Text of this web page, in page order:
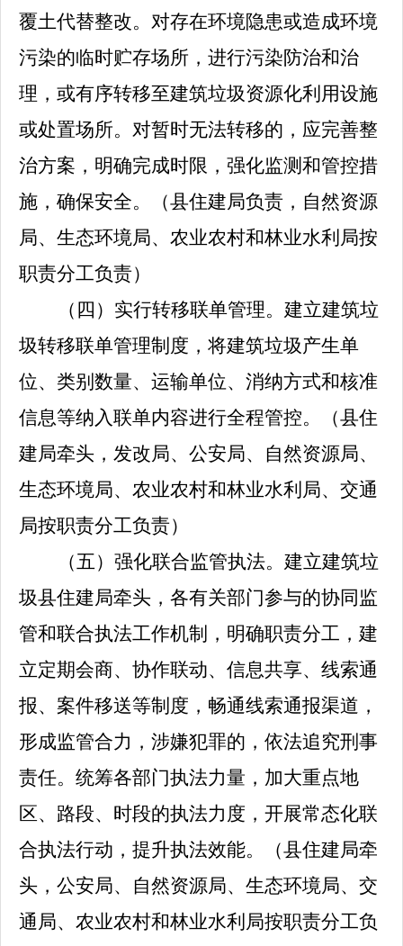
覆土代替整改。对存在环境隐患或造成环境
污染的临时贮存场所，进行污染防治和治
理，或有序转移至建筑垃圾资源化利用设施
或处置场所。对暂时无法转移的，应完善整
治方案，明确完成时限，强化监测和管控措
施，确保安全。
（县住建局负责，自然资源
局、生态环境局、 农业农村和林业水利局按
职责分工负责）
（四）实行转移联单管理。 建立建筑垃
圾转移联单管理制度，将建筑垃圾产生单
位、类别数量、运输单位、消纳方式和核准
信息等纳入联单内容进行全程管控。
（县住
建局牵头，发改局、公安局、自然资源局、
生态环境局、 农业农村和林业水利局、交通
局按职责分工负责）
（五）强化联合监管执法。 建立建筑垃
圾县住建局牵头，各有关部门参与的协同监
管和联合执法工作机制，明确职责分工，建
立定期会商、协作联动、信息共享、线索通
报、案件移送等制度，畅通线索通报渠道，
形成监管合力，涉嫌犯罪的，依法追究刑事
责任。统筹各部门执法力量，加大重点地
区、路段、时段的执法力度，开展常态化联
合执法行动，提升执法效能。
（县住建局牵
头，公安局、自然资源局、生态环境局、 交
通局、农业农村和林业水利局按职责分工负